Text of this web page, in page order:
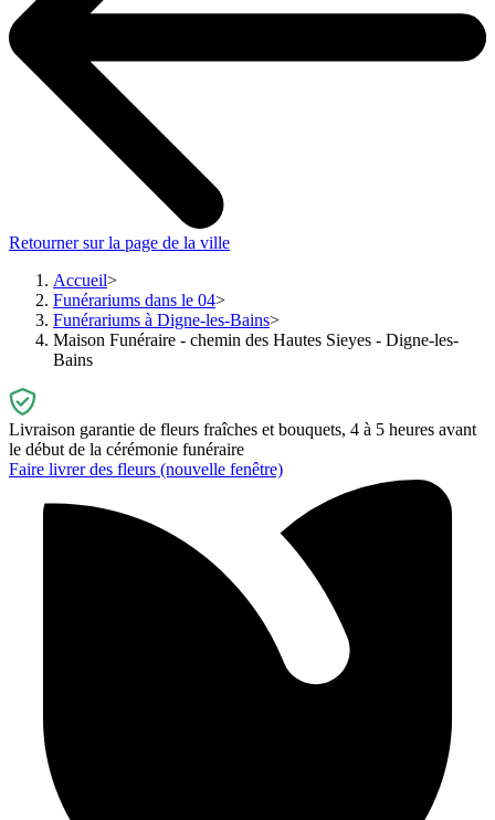
Retourner sur la page de la ville
Accueil
Funérariums dans le 04
Funérariums à Digne-les-Bains
Maison Funéraire - chemin des Hautes Sieyes - Digne-les-
Bains
Livraison garantie de fleurs fraîches et bouquets, 4 à 5 heures avant
le début de la cérémonie funéraire
Faire livrer des fleurs (nouvelle fenêtre)